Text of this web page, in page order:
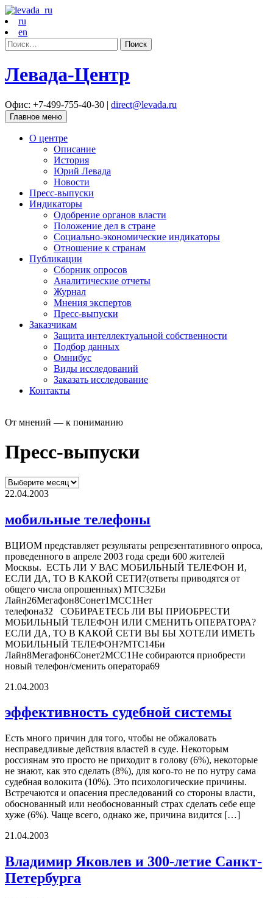
ru
en
Найти:
Левада-Центр
Офис: +7-499-755-40-30 | direct@levada.ru
Главное меню
О центре
Описание
История
Юрий Левада
Новости
Пресс-выпуски
Индикаторы
Одобрение органов власти
Положение дел в стране
Социально-экономические индикаторы
Отношение к странам
Публикации
Сборник опросов
Аналитические отчеты
Журнал
Мнения экспертов
Пресс-выпуски
Заказчикам
Защита интеллектуальной собственности
Подбор данных
Омнибус
Виды исследований
Заказать исследование
Контакты
От мнений — к пониманию
Пресс-выпуски
22.04.2003
мобильные телефоны
ВЦИОМ представляет результаты репрезентативного опроса,
проведенного в апреле 2003 года среди 600 жителей
Москвы. ЕСТЬ ЛИ У ВАС МОБИЛЬНЫЙ ТЕЛЕФОН И,
ЕСЛИ ДА, ТО В КАКОЙ СЕТИ?(ответы приводятся от
общего числа опрошенных) МТС32Би
Лайн26Мегафон8Сонет1МСС1Нет
телефона32 СОБИРАЕТЕСЬ ЛИ ВЫ ПРИОБРЕСТИ
МОБИЛЬНЫЙ ТЕЛЕФОН ИЛИ СМЕНИТЬ ОПЕРАТОРА?
ЕСЛИ ДА, ТО В КАКОЙ СЕТИ ВЫ БЫ ХОТЕЛИ ИМЕТЬ
МОБИЛЬНЫЙ ТЕЛЕФОН?МТС14Би
Лайн8Мегафон6Сонет2МСС1Не собираются приобрести
новый телефон/сменить оператора69
21.04.2003
эффективность судебной системы
Есть много причин для того, чтобы не обжаловать
несправедливые действия властей в суде. Некоторым
россиянам это просто не приходит в голову (6%), некоторые
не знают, как это сделать (8%), для кого-то не по нутру сама
судебная волокита (10%). Это психологические причины.
Встречаются и опасения преследований со стороны власти,
обоснованный или необоснованный страх сделать себе еще
хуже (6%). Чаще всего, однако же, причина видится […]
21.04.2003
Владимир Яковлев и 300-летие Санкт-
Петербурга